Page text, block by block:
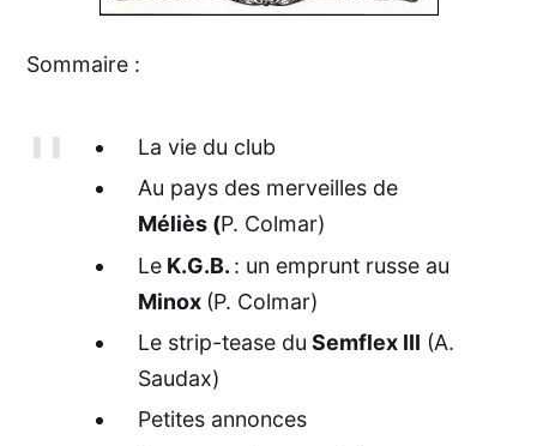
Sommaire :
La vie du club
Au pays des merveilles de
Méliès (P. Colmar)
Le K.G.B. : un emprunt russe au
Minox (P. Colmar)
Le strip-tease du Semflex III (A.
Saudax)
Petites annonces